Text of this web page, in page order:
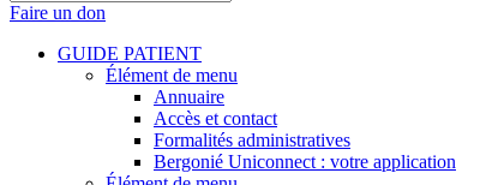
Faire un don
GUIDE PATIENT
Élément de menu
Annuaire
Accès et contact
Formalités administratives
Bergonié Uniconnect : votre application